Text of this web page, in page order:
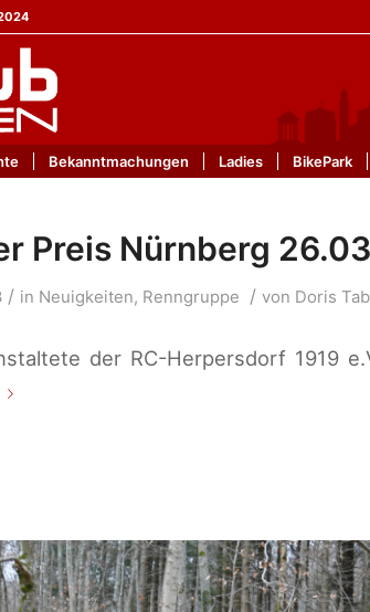
Bekanntmachungen Ladies BikePark
Preis Nürnberg
/ in Neuigkeiten, Renngruppe / von Doris
der RC-Herpersdorf 1919